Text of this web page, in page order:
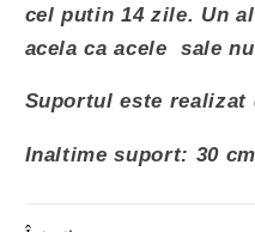
cel putin 14 zile. Un
acela ca acele sale
Suportul este realizat
Inaltime suport: 30 cm